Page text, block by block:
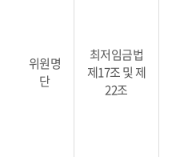
위원명
단
최저임금법
제17조 및 제
22조